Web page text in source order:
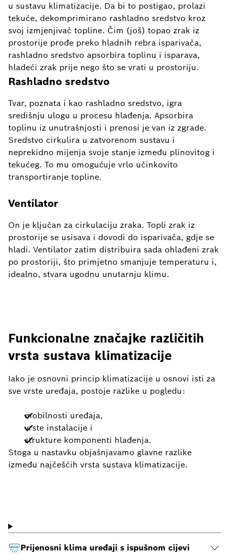
u sustavu klimatizacije. Da bi to postigao, prolazi
tekuće, dekomprimirano rashladno sredstvo kroz
svoj izmjenjivač topline. Čim (još) topao zrak iz
prostorije prođe preko hladnih rebra isparivača,
rashladno sredstvo apsorbira toplinu i isparava,
hladeći zrak prije nego što se vrati u prostoriju.
Rashladno sredstvo
Tvar, poznata i kao rashladno sredstvo, igra
središnju ulogu u procesu hlađenja. Apsorbira
toplinu iz unutrašnjosti i prenosi je van iz zgrade.
Sredstvo cirkulira u zatvorenom sustavu i
neprekidno mijenja svoje stanje između plinovitog i
tekućeg. To mu omogućuje vrlo učinkovito
transportiranje topline.
Ventilator
On je ključan za cirkulaciju zraka. Topli zrak iz
prostorije se usisava i dovodi do isparivača, gdje se
hladi. Ventilator zatim distribuira sada ohlađeni zrak
po prostoriji, što primjetno smanjuje temperaturu i,
idealno, stvara ugodnu unutarnju klimu.
Funkcionalne značajke različitih
vrsta sustava klimatizacije
Iako je osnovni princip klimatizacije u osnovi isti za
sve vrste uređaja, postoje razlike u pogledu:
mobilnosti uređaja,
vrste instalacije i
strukture komponenti hlađenja.
Stoga u nastavku objašnjavamo glavne razlike
između najčešćih vrsta sustava klimatizacije.
Prijenosni klima uređaji s ispušnom cijevi